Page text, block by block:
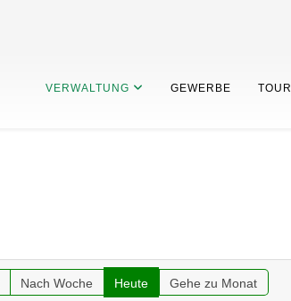
VERWALTUNG GEWERBE
Nach Woche Heute Gehe zu Monat